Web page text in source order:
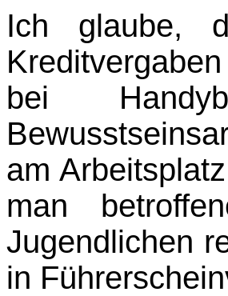
Ich glaube,
bei
am
man
Jugendlichen
in